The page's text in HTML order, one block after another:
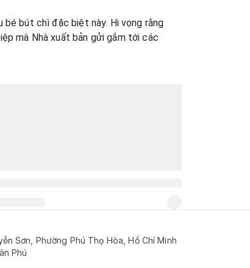
bút chì đặc biệt này. Hi vọng rằng
mà Nhà xuất bản gửi gắm tới các
Sơn, Phường Phú Thọ Hòa, Hồ Chí Minh
Phú